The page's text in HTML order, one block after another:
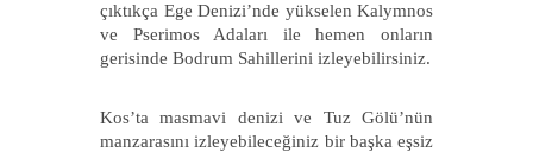
çıktıkça Ege Denizi’nde yükselen Kalymnos
ve Pserimos Adaları ile hemen onların
gerisinde Bodrum Sahillerini izleyebilirsiniz.
Kos’ta masmavi denizi ve Tuz Gölü’nün
manzarasını izleyebileceğiniz bir başka eşsiz